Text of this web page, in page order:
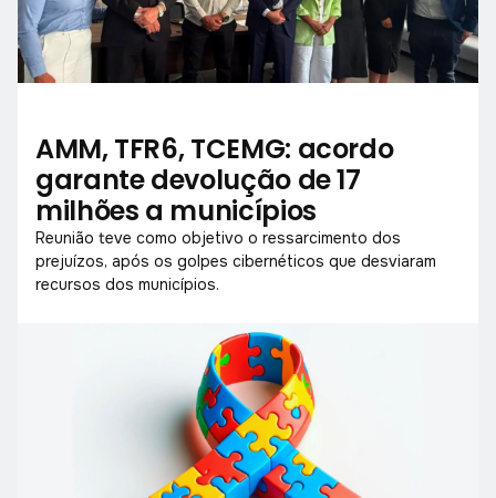
AMM, TFR6, TCEMG: acordo
garante devolução de 17
milhões a municípios
Reunião teve como objetivo o ressarcimento dos
prejuízos, após os golpes cibernéticos que desviaram
recursos dos municípios.